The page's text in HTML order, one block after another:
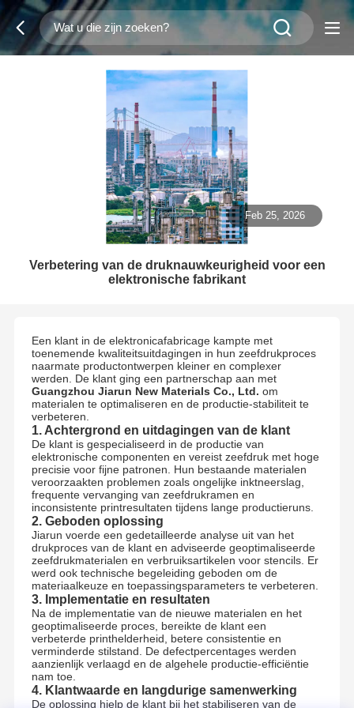
Feb 25, 2026
Verbetering van de druknauwkeurigheid voor een
elektronische fabrikant
Een klant in de elektronicafabricage kampte met
toenemende kwaliteitsuitdagingen in hun zeefdrukproces
naarmate productontwerpen kleiner en complexer
werden. De klant ging een partnerschap aan met
Guangzhou Jiarun New Materials Co., Ltd. om
materialen te optimaliseren en de productie-stabiliteit te
verbeteren.
1. Achtergrond en uitdagingen van de klant
De klant is gespecialiseerd in de productie van
elektronische componenten en vereist zeefdruk met hoge
precisie voor fijne patronen. Hun bestaande materialen
veroorzaakten problemen zoals ongelijke inktneerslag,
frequente vervanging van zeefdrukramen en
inconsistente printresultaten tijdens lange productieruns.
2. Geboden oplossing
Jiarun voerde een gedetailleerde analyse uit van het
drukproces van de klant en adviseerde geoptimaliseerde
zeefdrukmaterialen en verbruiksartikelen voor stencils. Er
werd ook technische begeleiding geboden om de
materiaalkeuze en toepassingsparameters te verbeteren.
3. Implementatie en resultaten
Na de implementatie van de nieuwe materialen en het
geoptimaliseerde proces, bereikte de klant een
verbeterde printhelderheid, betere consistentie en
verminderde stilstand. De defectpercentages werden
aanzienlijk verlaagd en de algehele productie-efficiëntie
nam toe.
4. Klantwaarde en langdurige samenwerking
De oplossing hielp de klant bij het stabiliseren van de